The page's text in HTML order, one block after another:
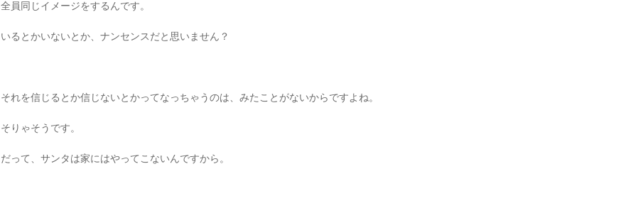
全員同じイメージをするんです。
いるとかいないとか、ナンセンスだと思いません？
それを信じるとか信じないとかってなっちゃうのは、みたことがないからですよね。
そりゃそうです。
だって、サンタは家にはやってこないんですから。